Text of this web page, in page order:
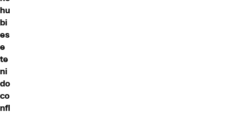
hu
bi
es
e
te
ni
do
co
nfl